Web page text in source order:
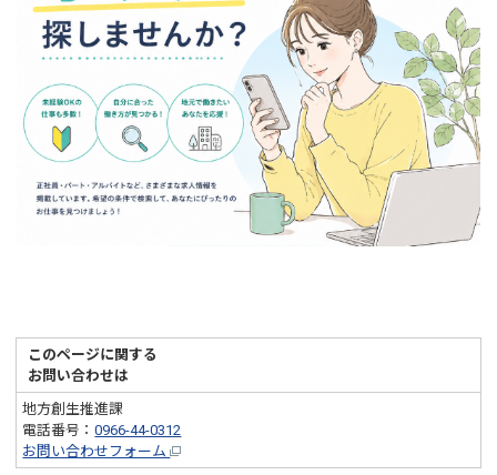
このページに関する
お問い合わせは
地方創生推進課
電話番号：0966-44-0312
お問い合わせフォーム